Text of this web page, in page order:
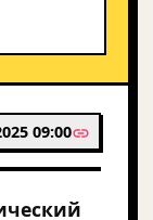
09:00